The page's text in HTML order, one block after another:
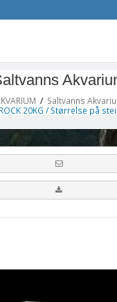
/ Saltvanns
ROCK 20KG / Størrelse på